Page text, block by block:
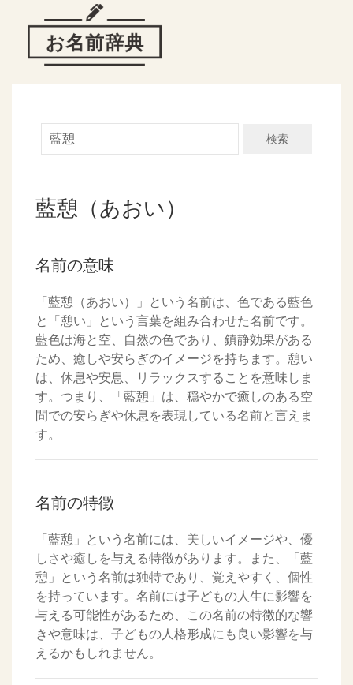
検索
藍憩（あおい）
名前の意味
「藍憩（あおい）」という名前は、色である藍色
と「憩い」という言葉を組み合わせた名前です。
藍色は海と空、自然の色であり、鎮静効果がある
ため、癒しや安らぎのイメージを持ちます。憩い
は、休息や安息、リラックスすることを意味しま
す。つまり、「藍憩」は、穏やかで癒しのある空
間での安らぎや休息を表現している名前と言えま
す。
名前の特徴
「藍憩」という名前には、美しいイメージや、優
しさや癒しを与える特徴があります。また、「藍
憩」という名前は独特であり、覚えやすく、個性
を持っています。名前には子どもの人生に影響を
与える可能性があるため、この名前の特徴的な響
きや意味は、子どもの人格形成にも良い影響を与
えるかもしれません。